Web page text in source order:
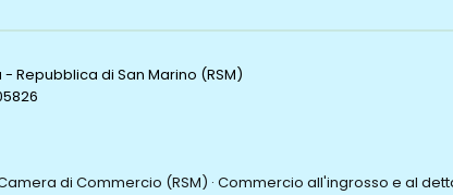
Repubblica di San Marino (RSM)
di Commercio (RSM) · Commercio all'ingrosso e al